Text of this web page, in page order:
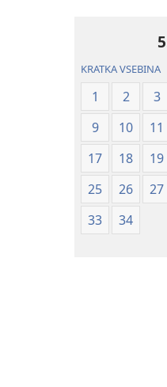
KRATKA VSEBINA
1 2 3
9
10 11
17
18 19
25
26 27
33
34